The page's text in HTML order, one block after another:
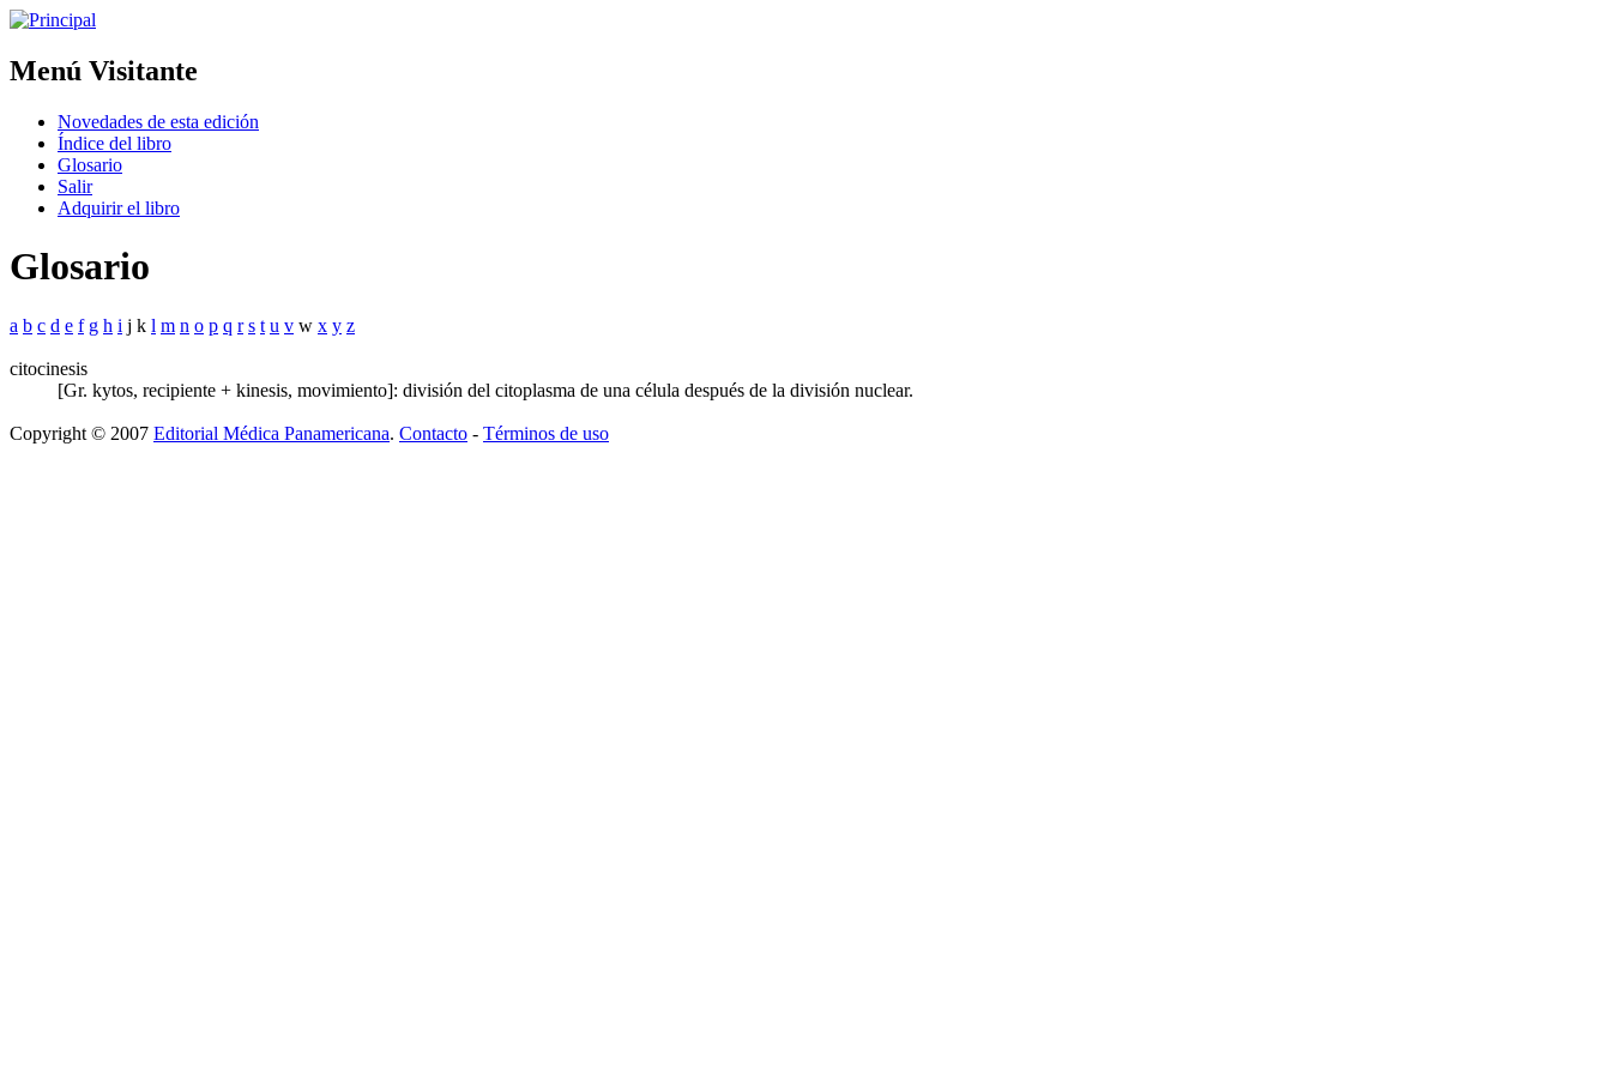
Menú Visitante
Novedades de esta edición
Índice del libro
Glosario
Salir
Adquirir el libro
Glosario
a b c d e f g h i j k l m n o p q r s t u v w x y z
citocinesis
[Gr. kytos, recipiente + kinesis, movimiento]: división del citoplasma de una célula después de la división nuclear.
Copyright © 2007 Editorial Médica Panamericana. Contacto - Términos de uso